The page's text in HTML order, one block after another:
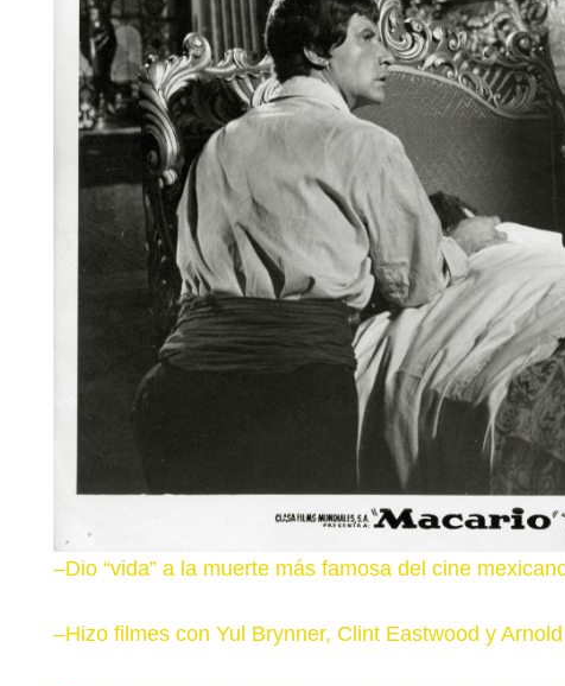
–Dio “vida” a la muerte más famosa del cine
–Hizo filmes con Yul Brynner, Clint Eastwood y